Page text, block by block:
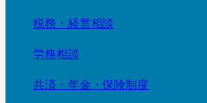
税務・経営相談
労務相談
共済・年金・保険制度